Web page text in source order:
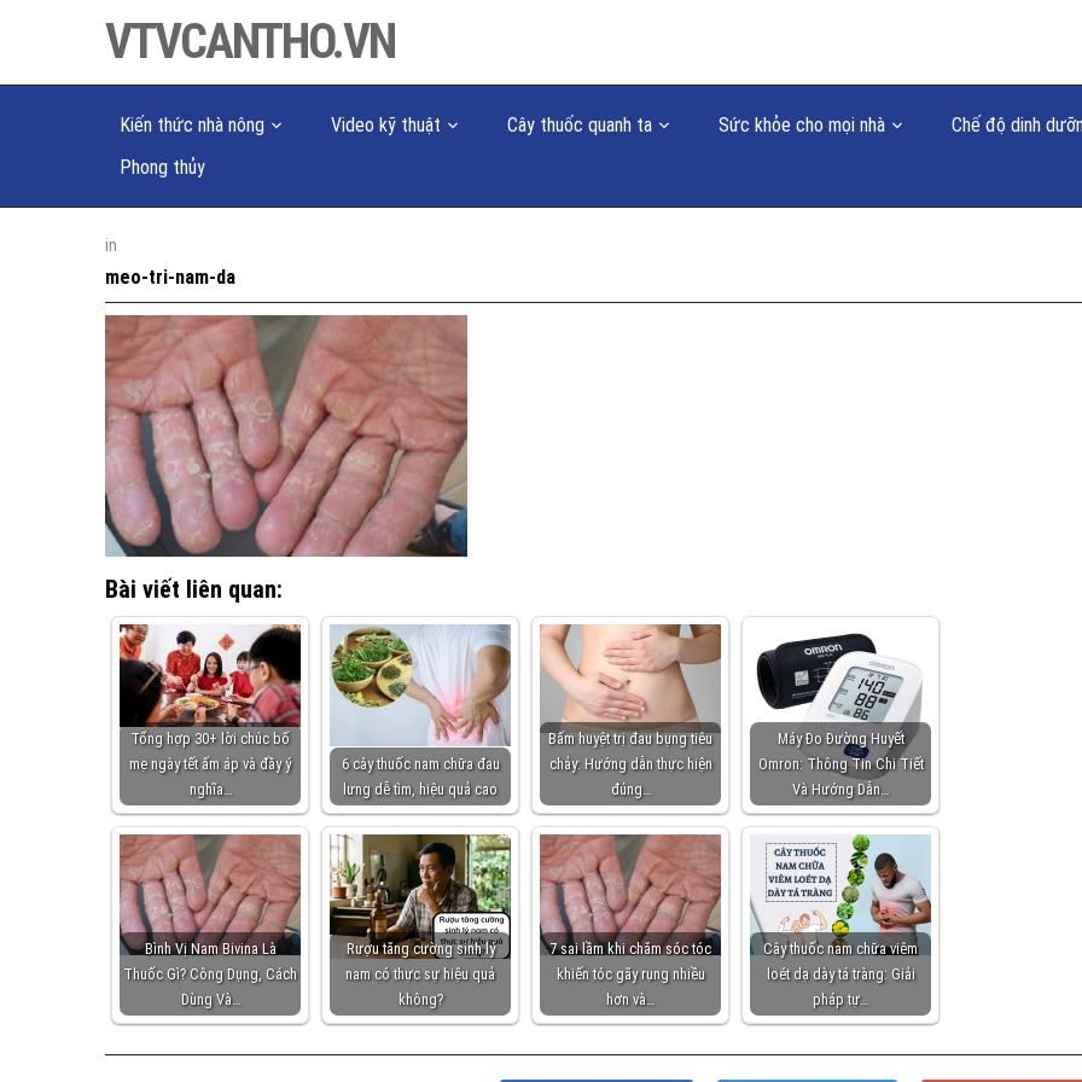
VTVCANTHO.VN
Kiến thức nhà nông Video kỹ thuật Cây thuốc quanh ta Sức khỏe cho mọi nhà
Chế độ dinh
Phong thủy
in
meo-tri-nam-da
Bài viết liên quan:
Tổng hợp 30+ lời chúc bố
mẹ ngày tết ấm áp và đầy ý
nghĩa…
6 cây thuốc nam chữa đau
lưng dễ tìm, hiệu quả cao
Bấm huyệt trị đau bụng tiêu
chảy: Hướng dẫn thực hiện
đúng…
Máy Đo Đường Huyết
Omron: Thông Tin Chi Tiết
Và Hướng Dẫn…
Bình Vị Nam Bivina Là
Thuốc Gì? Công Dụng, Cách
Dùng Và…
Rượu tăng cường sinh lý
nam có thực sự hiệu quả
không?
7 sai lầm khi chăm sóc tóc
khiến tóc gãy rụng nhiều
hơn và…
Cây thuốc nam chữa viêm
loét dạ dày tá tràng: Giải
pháp tự…